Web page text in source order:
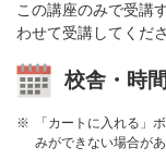
この講座のみで受講
わせて受講してくださ
校舎・時
「カートに入れる」
みができない場合があ